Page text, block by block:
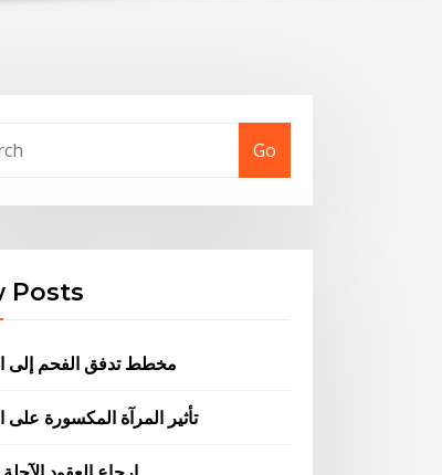
Go
Posts
مخطط تدفق الفحم إلى
تأثير المرآة المكسورة على